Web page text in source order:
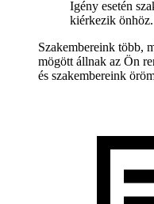
Igény esetén
kiérkezik önhöz.
Szakembereink több,
mögött állnak az Ön
és szakembereink